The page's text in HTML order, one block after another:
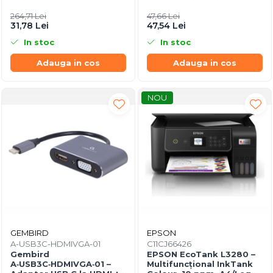
264,71 Lei
31,78 Lei
In stoc
Adauga in cos
47,66 Lei
47,54 Lei
In stoc
Adauga in cos
GEMBIRD
A-USB3C-HDMIVGA-01
Gembird
A‑USB3C‑HDMIVGA‑01 –
NOU
EPSON
C11CJ66426
EPSON EcoTank L3280 –
Multifuncțional InkTank